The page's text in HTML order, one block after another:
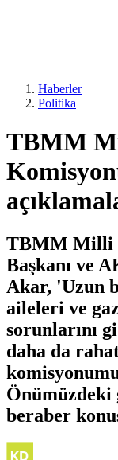
Haberler
Politika
TBMM
TBMM Milli
Başkanı ve
Akar, 'Uzun
aileleri ve
sorunlarını
daha da
Önümüzdeki
beraber